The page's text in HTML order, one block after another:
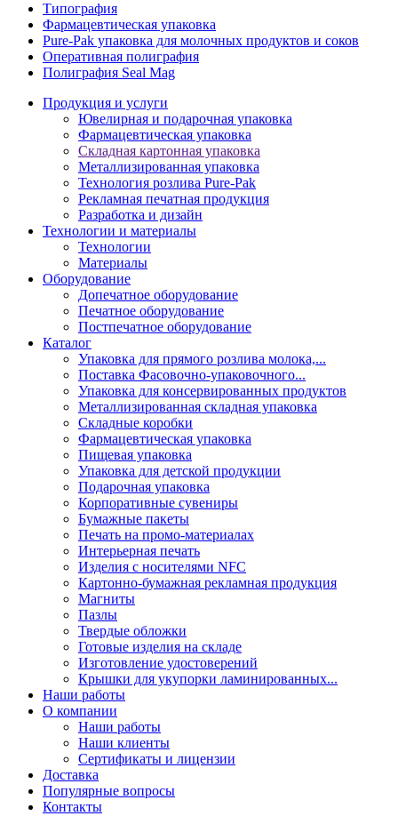
Типография
Фармацевтическая упаковка
Pure-Pak упаковка для молочных продуктов и соков
Оперативная полиграфия
Полиграфия Seal Mag
Продукция и услуги
Ювелирная и подарочная упаковка
Фармацевтическая упаковка
Складная картонная упаковка
Металлизированная упаковка
Технология розлива Pure-Pak
Рекламная печатная продукция
Разработка и дизайн
Технологии и материалы
Технологии
Материалы
Оборудование
Допечатное оборудование
Печатное оборудование
Постпечатное оборудование
Каталог
Упаковка для прямого розлива молока,...
Поставка Фасовочно-упаковочного...
Упаковка для консервированных продуктов
Металлизированная складная упаковка
Складные коробки
Фармацевтическая упаковка
Пищевая упаковка
Упаковка для детской продукции
Подарочная упаковка
Корпоративные сувениры
Бумажные пакеты
Печать на промо-материалах
Интерьерная печать
Изделия с носителями NFC
Картонно-бумажная рекламная продукция
Магниты
Пазлы
Твердые обложки
Готовые изделия на складе
Изготовление удостоверений
Крышки для укупорки ламинированных...
Наши работы
О компании
Наши работы
Наши клиенты
Сертификаты и лицензии
Доставка
Популярные вопросы
Контакты